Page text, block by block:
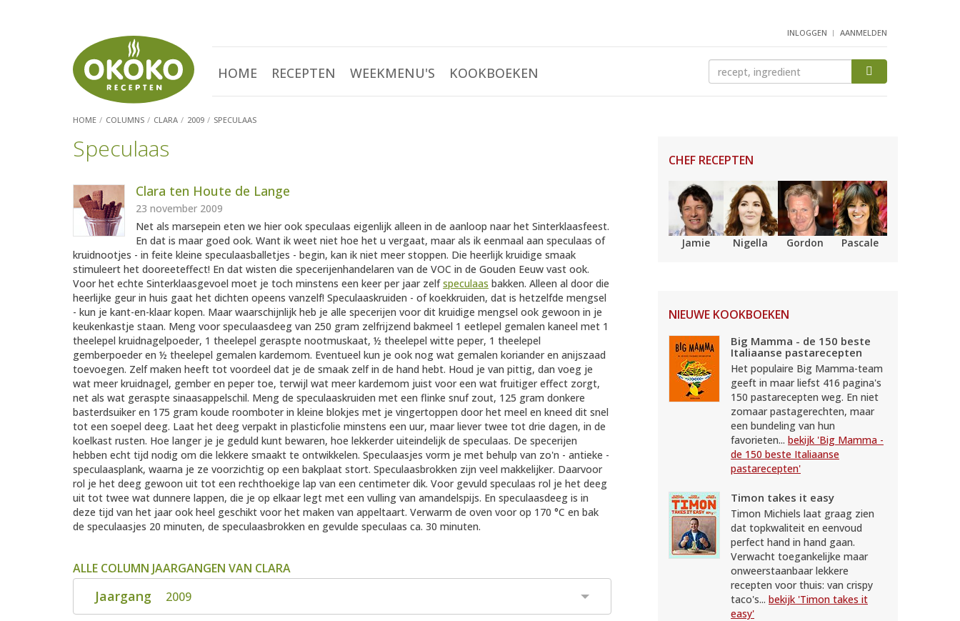
INLOGGEN AANMELDEN
HOME RECEPTEN WEEKMENU'S KOOKBOEKEN
HOME COLUMNS CLARA 2009 SPECULAAS
Speculaas
Clara ten Houte de Lange
23 november 2009
Net als marsepein eten we hier ook speculaas eigenlijk alleen in de aanloop naar het Sinterklaasfeest.
En dat is maar goed ook. Want ik weet niet hoe het u vergaat, maar als ik eenmaal aan speculaas of
kruidnootjes - in feite kleine speculaasballetjes - begin, kan ik niet meer stoppen. Die heerlijk kruidige smaak
stimuleert het dooreeteffect! En dat wisten die specerijenhandelaren van de VOC in de Gouden Eeuw vast ook.
Voor het echte Sinterklaasgevoel moet je toch minstens een keer per jaar zelfspeculaas bakken. Alleen al door die
heerlijke geur in huis gaat het dichten opeens vanzelf! Speculaaskruiden - of koekkruiden, dat is hetzelfde mengsel
- kun je kant-en-klaar kopen. Maar waarschijnlijk heb je alle specerijen voor dit kruidige mengsel ook gewoon in je
keukenkastje staan. Meng voor speculaasdeeg van 250 gram zelfrijzend bakmeel 1 eetlepel gemalen kaneel met 1
theelepel kruidnagelpoeder, 1 theelepel geraspte nootmuskaat, ½ theelepel witte peper, 1 theelepel
gemberpoeder en ½ theelepel gemalen kardemom. Eventueel kun je ook nog wat gemalen koriander en anijszaad
toevoegen. Zelf maken heeft tot voordeel dat je de smaak zelf in de hand hebt. Houd je van pittig, dan voeg je
wat meer kruidnagel, gember en peper toe, terwijl wat meer kardemom juist voor een wat fruitiger effect zorgt,
net als wat geraspte sinaasappelschil. Meng de speculaaskruiden met een flinke snuf zout, 125 gram donkere
basterdsuiker en 175 gram koude roomboter in kleine blokjes met je vingertoppen door het meel en kneed dit snel
tot een soepel deeg. Laat het deeg verpakt in plasticfolie minstens een uur, maar liever twee tot drie dagen, in de
koelkast rusten. Hoe langer je je geduld kunt bewaren, hoe lekkerder uiteindelijk de speculaas. De specerijen
hebben echt tijd nodig om die lekkere smaakt te ontwikkelen. Speculaasjes vorm je met behulp van zo'n - antieke -
speculaasplank, waarna je ze voorzichtig op een bakplaat stort. Speculaasbrokken zijn veel makkelijker. Daarvoor
rol je het deeg gewoon uit tot een rechthoekige lap van een centimeter dik. Voor gevuld speculaas rol je het deeg
uit tot twee wat dunnere lappen, die je op elkaar legt met een vulling van amandelspijs. En speculaasdeeg is in
deze tijd van het jaar ook heel geschikt voor het maken van appeltaart. Verwarm de oven voor op 170 °C en bak
de speculaasjes 20 minuten, de speculaasbrokken en gevulde speculaas ca. 30 minuten.
ALLE COLUMN JAARGANGEN VAN CLARA
Jaargang 2009
CHEF RECEPTEN
Jamie Nigella Gordon Pascale
NIEUWE KOOKBOEKEN
Big Mamma - de 150 beste
Italiaanse pastarecepten
Het populaire Big Mamma-team
geeft in maar liefst 416 pagina's
150 pastarecepten weg. En niet
zomaar pastagerechten, maar
een bundeling van hun
favorieten... bekijk 'Big Mamma -
de 150 beste Italiaanse
pastarecepten'
Timon takes it easy
Timon Michiels laat graag zien
dat topkwaliteit en eenvoud
perfect hand in hand gaan.
Verwacht toegankelijke maar
onweerstaanbaar lekkere
recepten voor thuis: van crispy
taco's... bekijk 'Timon takes it
easy'